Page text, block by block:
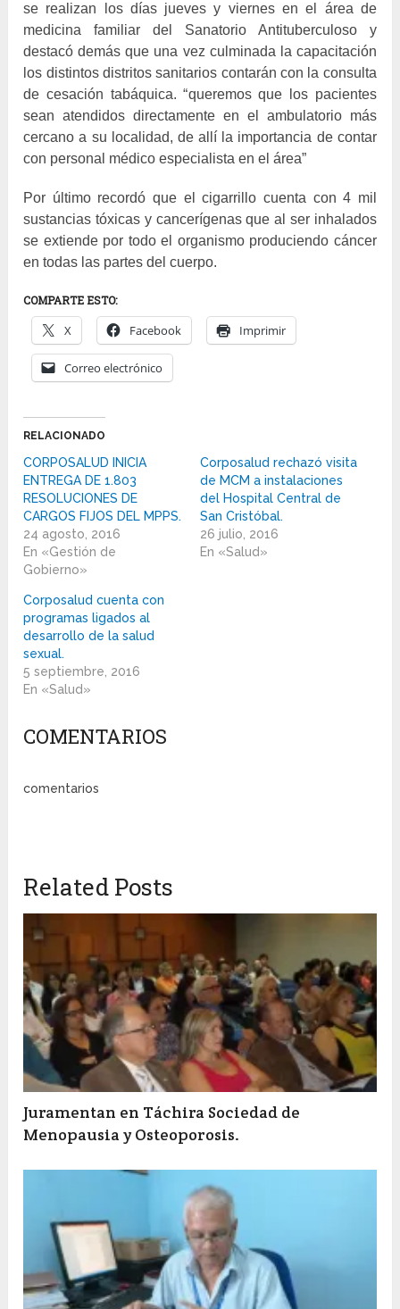
se realizan los días jueves y viernes en el área de
medicina familiar del Sanatorio Antituberculoso y
destacó demás que una vez culminada la capacitación
los distintos distritos sanitarios contarán con la consulta
de cesación tabáquica. “queremos que los pacientes
sean atendidos directamente en el ambulatorio más
cercano a su localidad, de allí la importancia de contar
con personal médico especialista en el área”
Por último recordó que el cigarrillo cuenta con 4 mil
sustancias tóxicas y cancerígenas que al ser inhalados
se extiende por todo el organismo produciendo cáncer
en todas las partes del cuerpo.
COMPARTE ESTO:
X Facebook Imprimir
Correo electrónico
RELACIONADO
CORPOSALUD INICIA
ENTREGA DE 1.803
RESOLUCIONES DE
CARGOS FIJOS DEL MPPS.
24 agosto, 2016
En «Gestión de
Gobierno»
Corposalud rechazó visita
de MCM a instalaciones
del Hospital Central de
San Cristóbal.
26 julio, 2016
En «Salud»
Corposalud cuenta con
programas ligados al
desarrollo de la salud
sexual.
5 septiembre, 2016
En «Salud»
COMENTARIOS
comentarios
Related Posts
Juramentan en Táchira Sociedad de
Menopausia y Osteoporosis.